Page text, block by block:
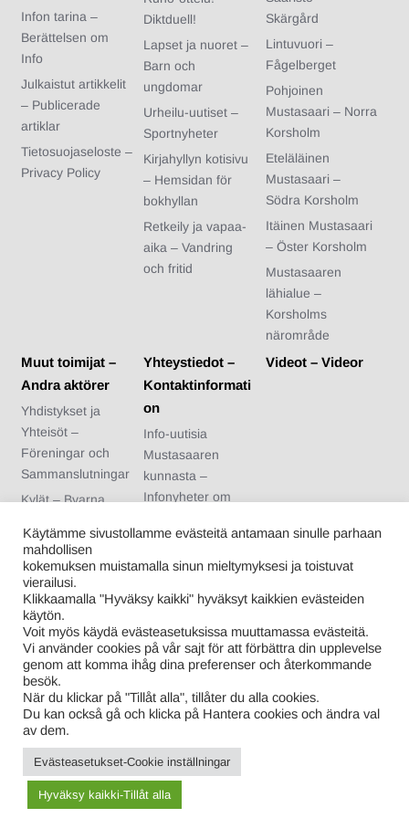
Infon tarina –
Berättelsen om
Info
Julkaistut artikkelit
– Publicerade
artiklar
Tietosuojaseloste –
Privacy Policy
Diktduell!
Lapset ja nuoret –
Barn och
ungdomar
Urheilu-uutiset –
Sportnyheter
Kirjahyllyn kotisivu
– Hemsidan för
bokhyllan
Retkeily ja vapaa-
aika – Vandring
och fritid
Skärgård
Lintuvuori –
Fågelberget
Pohjoinen
Mustasaari – Norra
Korsholm
Eteläläinen
Mustasaari –
Södra Korsholm
Itäinen Mustasaari
– Öster Korsholm
Mustasaaren
lähialue –
Korsholms
närområde
Muut toimijat –
Andra aktörer
Yhdistykset ja
Yhteisöt –
Föreningar och
Sammanslutningar
Kylät – Byarna
Urheiluseurat –
Idrottsföreningar
Nuoriso- ja
kotiseutuyhdistykse
t – Ungdoms- och
hembygdsförening
ar
Kuntalaiset –
Kommuninvånare
Yhteystiedot –
Kontaktinformati
on
Info-uutisia
Mustasaaren
kunnasta –
Infonyheter om
kommun
Arvonnan säännöt
tävlingen
Videot – Videor
Proudly powered by WordPress |Theme: Info-Mustasaari-
Korsholm.fi
Käytämme sivustollamme evästeitä antamaan sinulle parhaan
mahdollisen
kokemuksen muistamalla sinun mieltymyksesi ja toistuvat
vierailusi.
Klikkaamalla "Hyväksy kaikki" hyväksyt kaikkien evästeiden
käytön.
Voit myös käydä evästeasetuksissa muuttamassa evästeitä.
Vi använder cookies på vår sajt för att förbättra din upplevelse
genom att komma ihåg dina preferenser och återkommande
besök.
När du klickar på "Tillåt alla", tillåter du alla cookies.
Du kan också gå och klicka på Hantera cookies och ändra val
av dem.
Evästeasetukset-Cookie inställningar
Hyväksy kaikki-Tillåt alla